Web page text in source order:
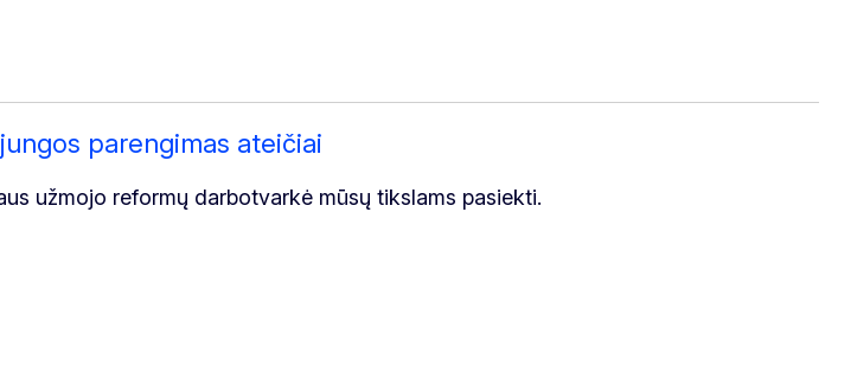
parengimas ateičiai
užmojo reformų darbotvarkė mūsų tikslams pasiekti.